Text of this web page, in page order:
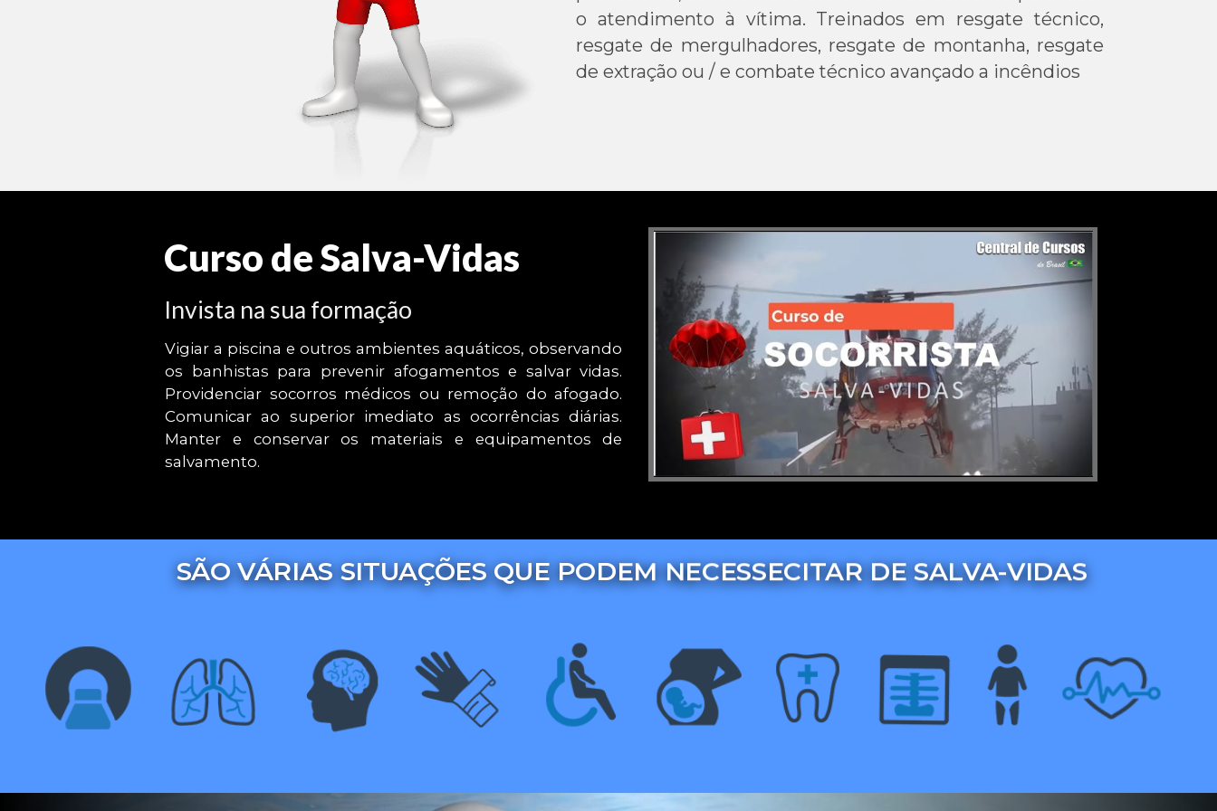
o atendimento à vítima. Treinados em resgate técnico,
resgate de mergulhadores, resgate de montanha, resgate
de extração ou / e combate técnico avançado a incêndios
Vigiar a piscina e outros ambientes aquáticos, observando
os banhistas para prevenir afogamentos e salvar vidas.
Providenciar socorros médicos ou remoção do afogado.
Comunicar ao superior imediato as ocorrências diárias.
Manter e conservar os materiais e equipamentos de
salvamento.
Curso de Salva-Vidas
Invista na sua formação
SÃO VÁRIAS SITUAÇÕES QUE PODEM NECESSECITAR DE SALVA-VIDAS